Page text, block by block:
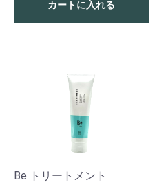
カートに入れる
Be トリートメント